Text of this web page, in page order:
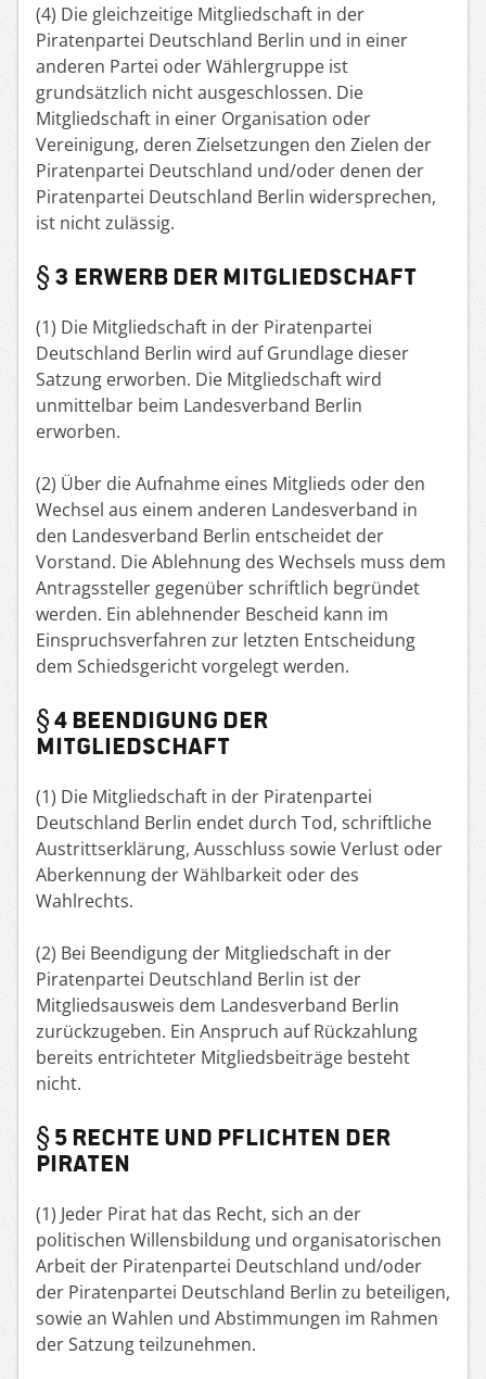
(4) Die gleichzeitige Mitgliedschaft in der
Piratenpartei Deutschland Berlin und in einer
anderen Partei oder Wählergruppe ist
grundsätzlich nicht ausgeschlossen. Die
Mitgliedschaft in einer Organisation oder
Vereinigung, deren Zielsetzungen den Zielen der
Piratenpartei Deutschland und/oder denen der
Piratenpartei Deutschland Berlin widersprechen,
ist nicht zulässig.
§ 3 ERWERB DER MITGLIEDSCHAFT
(1) Die Mitgliedschaft in der Piratenpartei
Deutschland Berlin wird auf Grundlage dieser
Satzung erworben. Die Mitgliedschaft wird
unmittelbar beim Landesverband Berlin
erworben.
(2) Über die Aufnahme eines Mitglieds oder den
Wechsel aus einem anderen Landesverband in
den Landesverband Berlin entscheidet der
Vorstand. Die Ablehnung des Wechsels muss dem
Antragssteller gegenüber schriftlich begründet
werden. Ein ablehnender Bescheid kann im
Einspruchsverfahren zur letzten Entscheidung
dem Schiedsgericht vorgelegt werden.
§ 4 BEENDIGUNG DER
MITGLIEDSCHAFT
(1) Die Mitgliedschaft in der Piratenpartei
Deutschland Berlin endet durch Tod, schriftliche
Austrittserklärung, Ausschluss sowie Verlust oder
Aberkennung der Wählbarkeit oder des
Wahlrechts.
(2) Bei Beendigung der Mitgliedschaft in der
Piratenpartei Deutschland Berlin ist der
Mitgliedsausweis dem Landesverband Berlin
zurückzugeben. Ein Anspruch auf Rückzahlung
bereits entrichteter Mitgliedsbeiträge besteht
nicht.
§ 5 RECHTE UND PFLICHTEN DER
PIRATEN
(1) Jeder Pirat hat das Recht, sich an der
politischen Willensbildung und organisatorischen
Arbeit der Piratenpartei Deutschland und/oder
der Piratenpartei Deutschland Berlin zu beteiligen,
sowie an Wahlen und Abstimmungen im Rahmen
der Satzung teilzunehmen.